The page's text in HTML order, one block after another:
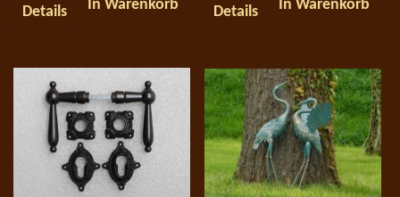
Details In Warenkorb Details In Warenkorb